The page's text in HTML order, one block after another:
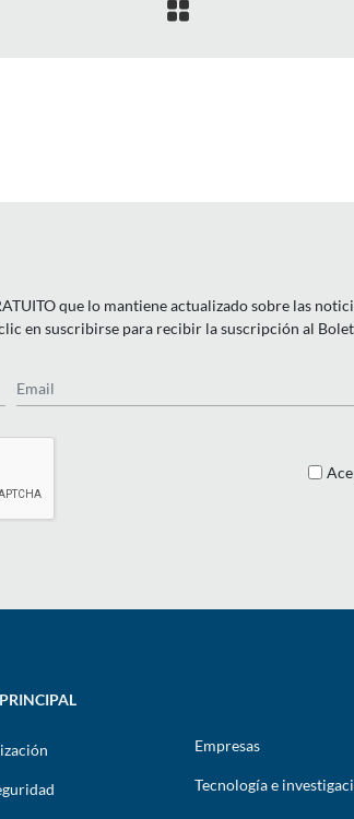

que lo mantiene actualizado sobre las
en suscribirse para recibir la suscripción al
Empresas
Tecnología e